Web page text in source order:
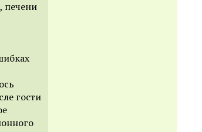
печени
гости